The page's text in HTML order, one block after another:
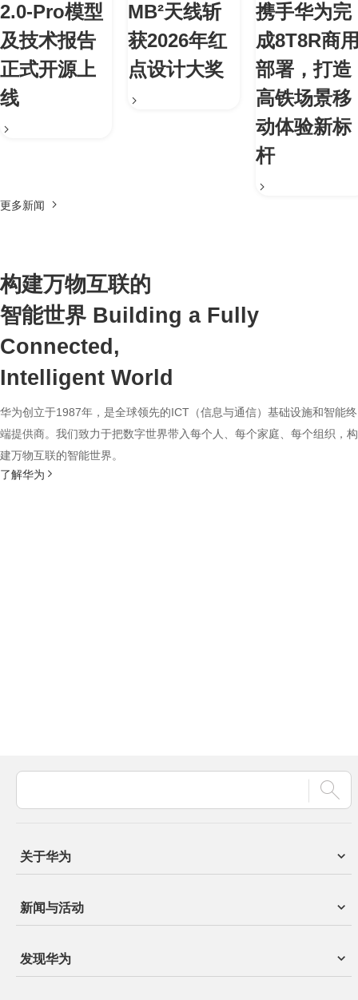
2.0-Pro模型
及技术报告
正式开源上
线
MB²天线斩
获2026年红
点设计大奖
携手华为完
成8T8R商
部署，打造
高铁场景移
动体验新标
杆
更多新闻
构建万物互联的
智能世界 Building a Fully
Connected,
Intelligent World
华为创立于1987年，是全球领先的ICT（信息与通信）基础设施和智能终
端提供商。我们致力于把数字世界带入每个人、每个家庭、每个组织，构
建万物互联的智能世界。
了解华为
关于华为
新闻与活动
发现华为